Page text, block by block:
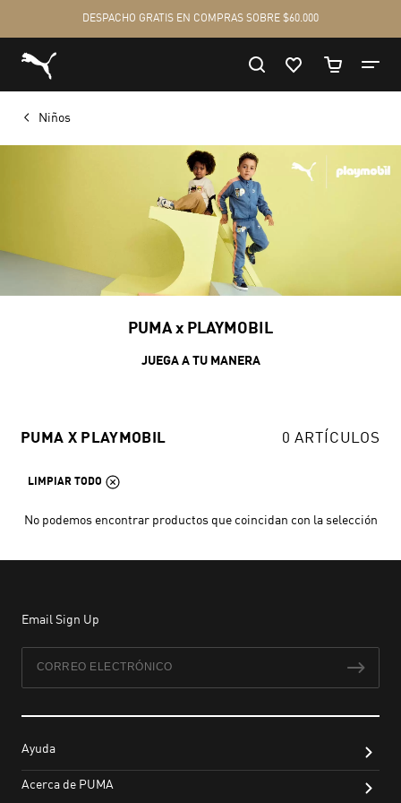
Niños
PUMA x PLAYMOBIL
JUEGA A TU MANERA
PUMA X PLAYMOBIL 0 ARTÍCULOS
LIMPIAR TODO
No podemos encontrar productos que coincidan con la selección